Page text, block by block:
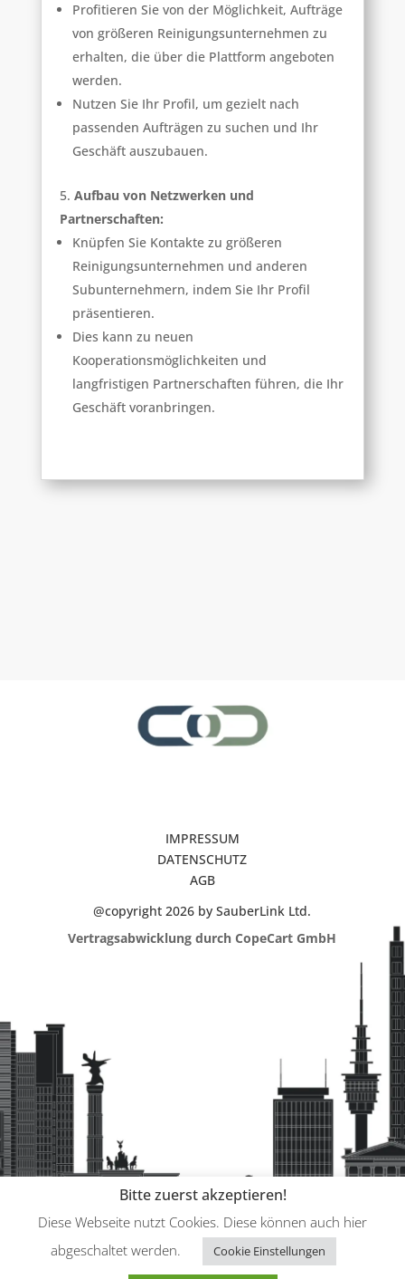
Profitieren Sie von der Möglichkeit, Aufträge
von größeren Reinigungsunternehmen zu
erhalten, die über die Plattform angeboten
werden.
Nutzen Sie Ihr Profil, um gezielt nach
passenden Aufträgen zu suchen und Ihr
Geschäft auszubauen.
Aufbau von Netzwerken und
Partnerschaften:
Knüpfen Sie Kontakte zu größeren
Reinigungsunternehmen und anderen
Subunternehmern, indem Sie Ihr Profil
präsentieren.
Dies kann zu neuen
Kooperationsmöglichkeiten und
langfristigen Partnerschaften führen, die Ihr
Geschäft voranbringen.
IMPRESSUM
DATENSCHUTZ
AGB
@copyright 2026 by SauberLink Ltd.
Vertragsabwicklung durch CopeCart GmbH
Bitte zuerst akzeptieren!
Diese Webseite nutzt Cookies. Diese können auch hier
abgeschaltet werden.
Cookie Einstellungen